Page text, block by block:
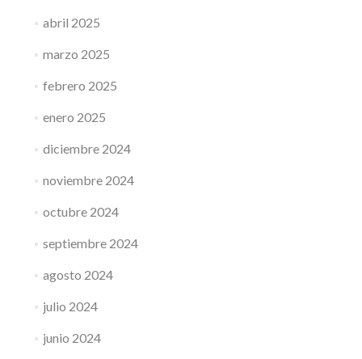
abril 2025
marzo 2025
febrero 2025
enero 2025
diciembre 2024
noviembre 2024
octubre 2024
septiembre 2024
agosto 2024
julio 2024
junio 2024